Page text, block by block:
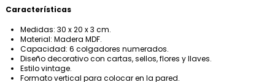
Características
Medidas: 30 x 20 x 3 cm.
Material: Madera MDF.
Capacidad: 6 colgadores numerados.
Diseño decorativo con cartas, sellos, flores y llaves.
Estilo vintage.
Formato vertical para colocar en la pared.